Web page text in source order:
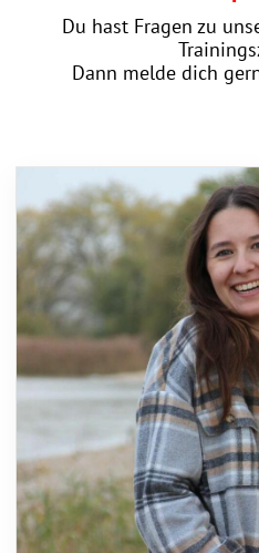
Du hast Fragen zu
Dann melde dich